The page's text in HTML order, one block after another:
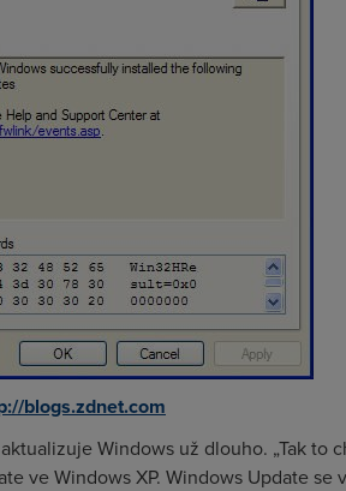
blogs.zdnet.com
Windows už dlouho. „Tak to
ve Windows XP. Windows Update se